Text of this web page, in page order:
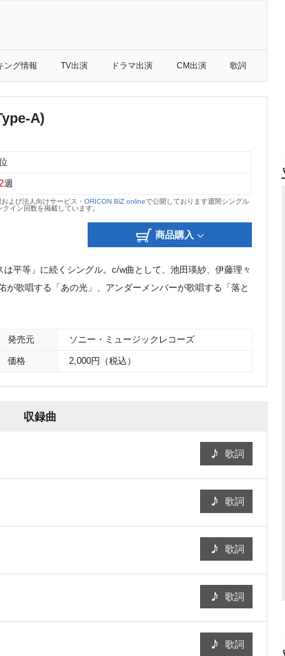
ング情報 TV出演 ドラマ出演 CM出演 歌詞
A)
週
および法人向けサービス・ ORICON BiZ onlineで公開しております週間シングル
イン回数を掲載しています。
商品購入
平等」に続くシングル。c/w曲として、池田瑛紗、伊藤理々
が歌唱する「あの光」、アンダーメンバーが歌唱する「落と
発売元 ソニー・ミュージックレコーズ
価格 2,000円（税込）
収録曲
歌詞
歌詞
歌詞
歌詞
歌詞